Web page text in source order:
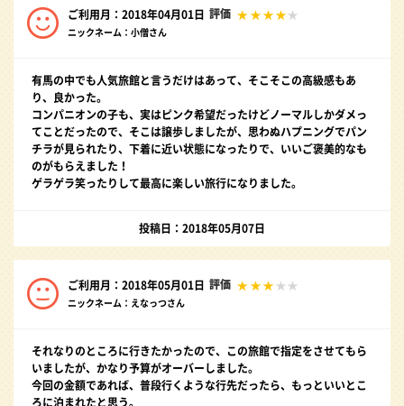
ご利用月：2018年04月01日 評価
ニックネーム：小僧さん
有馬の中でも人気旅館と言うだけはあって、そこそこの高級感もあ
り、良かった。
コンパニオンの子も、実はピンク希望だったけどノーマルしかダメっ
てことだったので、そこは譲歩しましたが、思わぬハプニングでパン
チラが見られたり、下着に近い状態になったりで、いいご褒美的なも
のがもらえました！
ゲラゲラ笑ったりして最高に楽しい旅行になりました。
投稿日：2018年05月07日
ご利用月：2018年05月01日 評価
ニックネーム：えなっつさん
それなりのところに行きたかったので、この旅館で指定をさせてもら
いましたが、かなり予算がオーバーしました。
今回の金額であれば、普段行くような行先だったら、もっといいとこ
ろに泊まれたと思う。